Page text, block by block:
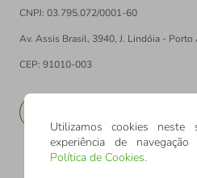
CNPJ: 03.795.072/0001-60
Av. Assis Brasil, 3940, J. Lindóia - Porto
CEP: 91010-003
Utilizamos cookies
experiência de
Política de Cookies.